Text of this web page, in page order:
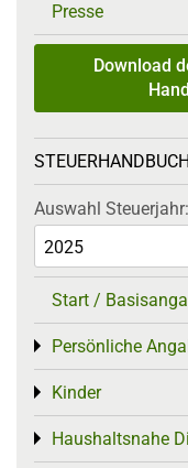
Presse
Download
Auswahl Steuerjahr:
Start /
Persönliche
Toggle menu
Kinder
Toggle menu
Haushaltsnahe
Toggle menu